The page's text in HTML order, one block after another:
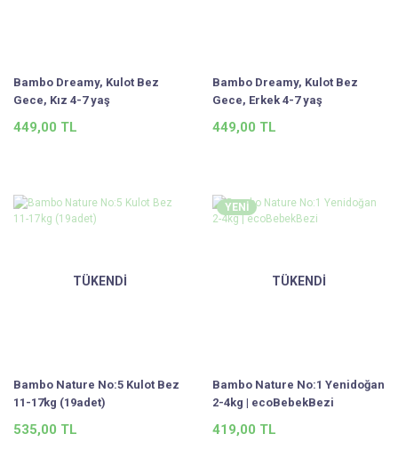
Bambo Dreamy, Kulot Bez
Gece, Kız 4-7 yaş
449,00 TL
Bambo Dreamy, Kulot Bez
Gece, Erkek 4-7 yaş
449,00 TL
TÜKENDİ
Bambo Nature No:5 Kulot Bez
11-17kg (19adet)
535,00 TL
YENİ
TÜKENDİ
Bambo Nature No:1 Yenidoğan
2-4kg | ecoBebekBezi
419,00 TL